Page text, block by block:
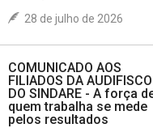
28 de julho de 2026
COMUNICADO AOS
FILIADOS DA
DO SINDARE - A força
quem trabalha se mede
pelos resultados